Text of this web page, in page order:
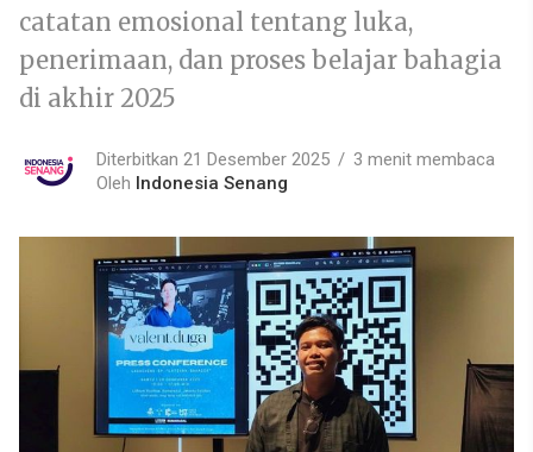
catatan emosional tentang luka,
penerimaan, dan proses belajar bahagia
di akhir 2025
Diterbitkan 21 Desember 2025
3 menit membaca
Oleh Indonesia Senang